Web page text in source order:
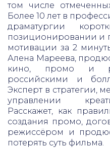
том числе
Более 10 лет в
драматургии
позиционировании и
мотивации за 2
Алена Мареева,
кино, промо и
российскими и
Эксперт в стратегии,
управлении
Расскажет, как
создания промо,
режиссёром и
потерять суть фильма.